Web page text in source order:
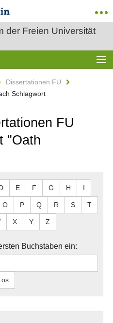
der Freien Universität
Dissertationen FU
Schlagwort
FU
"Oath
E F G H I
O P Q R S T
X Y Z
Buchstaben ein: